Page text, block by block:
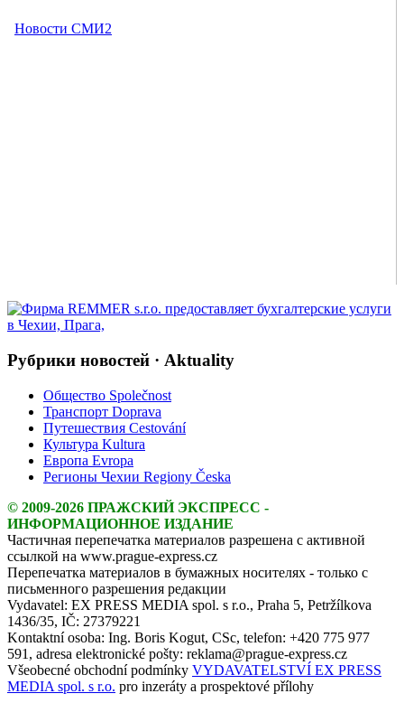
Рубрики новостей · Aktuality
Общество Společnost
Транспорт Doprava
Путешествия Cestování
Культура Kultura
Европа Evropa
Регионы Чехии Regiony Česka
© 2009-2026 ПРАЖСКИЙ ЭКСПРЕСС -
ИНФОРМАЦИОННОЕ ИЗДАНИЕ
Частичная перепечатка материалов разрешена с активной
ссылкой на www.prague-express.cz
Перепечатка материалов в бумажных носителях - только с
письменного разрешения редакции
Vydavatel: EX PRESS MEDIA spol. s r.o., Praha 5, Petržílkova
1436/35, IČ: 27379221
Kontaktní osoba: Ing. Boris Kogut, CSc, telefon: +420 775 977
591, adresa elektronické pošty: reklama@prague-express.cz
Všeobecné obchodní podmínky VYDAVATELSTVÍ EX PRESS
MEDIA spol. s r.o. pro inzeráty a prospektové přílohy